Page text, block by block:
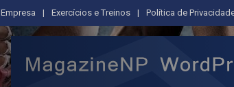
Empresa Exercícios e Treinos Política de